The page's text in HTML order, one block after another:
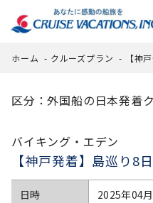
ホーム - クルーズプラン - 【神
区分：外国船の日本発着
バイキング・エデン
【神戸発着】島巡り8
日時
2025年04